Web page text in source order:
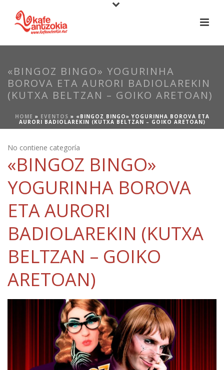
«BINGOZ BINGO» YOGURINHA
BOROVA ETA AURORI BADIOLAREKIN
(KUTXA BELTZAN – GOIKO ARETOAN)
HOME » EVENTOS » «BINGOZ BINGO» YOGURINHA BOROVA ETA
AURORI BADIOLAREKIN (KUTXA BELTZAN – GOIKO ARETOAN)
No contiene categoría
«BINGOZ BINGO»
YOGURINHA BOROVA
ETA AURORI
BADIOLAREKIN (KUTXA
BELTZAN – GOIKO
ARETOAN)